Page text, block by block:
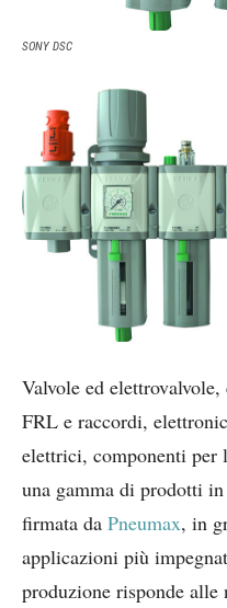
SONY DSC
Valvole ed
FRL e raccordi,
elettrici, componenti per
una gamma di prodotti
firmata da Pneumax, in
applicazioni più
produzione risponde alle